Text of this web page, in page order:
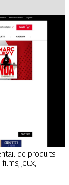
de produits
jeux,